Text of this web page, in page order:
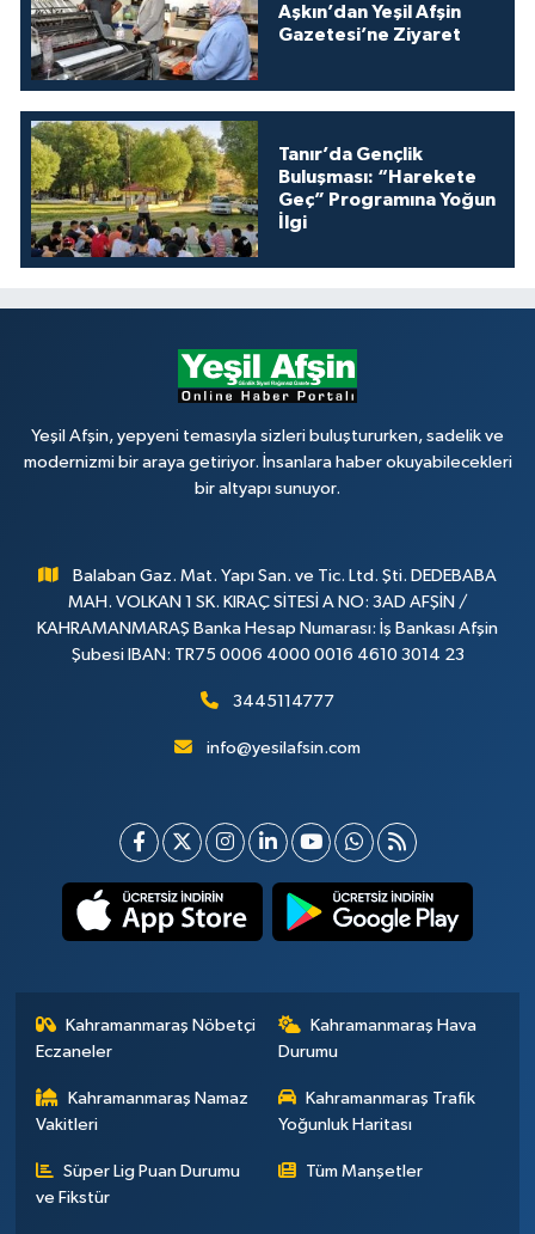
Aşkın’dan Yeşil Afşin
Gazetesi’ne Ziyaret
Tanır’da Gençlik
Buluşması: “Harekete
Geç” Programına Yoğun
İlgi
Yeşil Afşin, yepyeni temasıyla sizleri buluştururken, sadelik ve
modernizmi bir araya getiriyor. İnsanlara haber okuyabilecekleri
bir altyapı sunuyor.
Balaban Gaz. Mat. Yapı San. ve Tic. Ltd. Şti. DEDEBABA
MAH. VOLKAN 1 SK. KIRAÇ SİTESİ A NO: 3AD AFŞİN /
KAHRAMANMARAŞ Banka Hesap Numarası: İş Bankası Afşin
Şubesi IBAN: TR75 0006 4000 0016 4610 3014 23
3445114777
info@yesilafsin.com
Kahramanmaraş Nöbetçi
Eczaneler
Kahramanmaraş Hava
Durumu
Kahramanmaraş Namaz
Vakitleri
Kahramanmaraş Trafik
Yoğunluk Haritası
Süper Lig Puan Durumu
ve Fikstür
Tüm Manşetler